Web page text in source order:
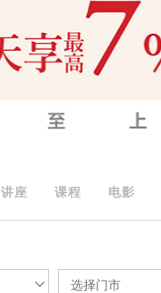
讲座 课程 电影
选择门市